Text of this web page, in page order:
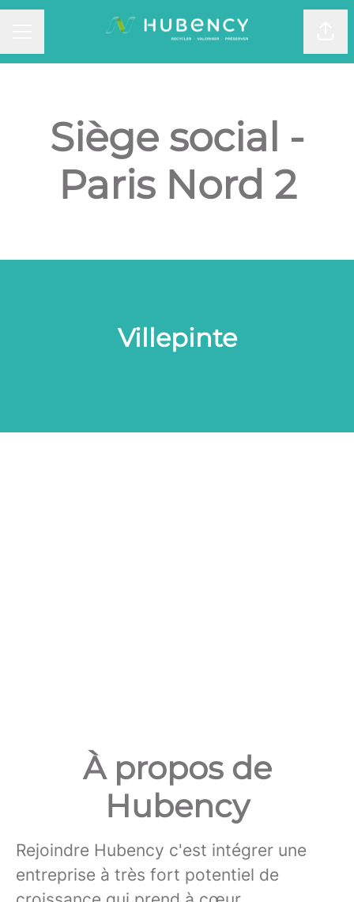
Siège social -
Paris Nord 2
Villepinte
À propos de
Hubency
Rejoindre Hubency c'est intégrer une
entreprise à très fort potentiel de